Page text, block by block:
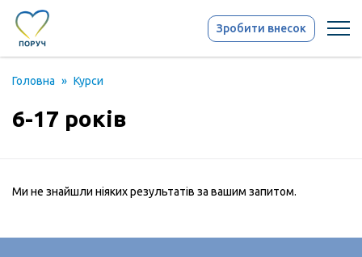
Зробити внесок
Головна » Курси
6-17 років
Ми не знайшли ніяких результатів за вашим запитом.